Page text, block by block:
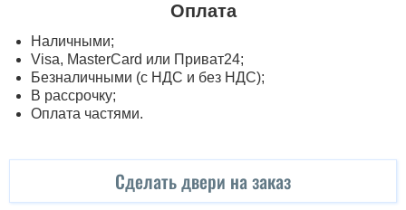
Оплата
Наличными;
Visa, MasterСard или Приват24;
Безналичными (с НДС и без НДС);
В рассрочку;
Оплата частями.
Сделать двери на заказ